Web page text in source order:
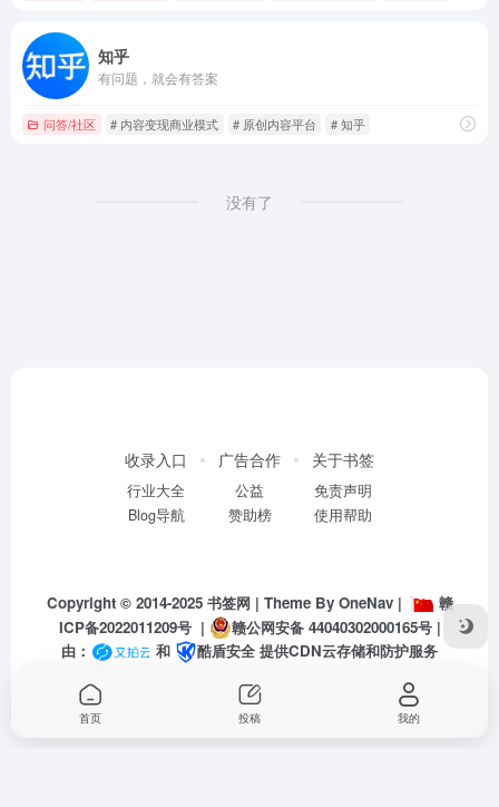
知乎
有问题，就会有答案
问答/社区 # 内容变现商业模式 # 原创内容平台 # 知乎
没有了
收录入口
行业大全
Blog导航
广告合作
公益
赞助榜
关于书签
免责声明
使用帮助
Copyright © 2014-2025 书签网 | Theme By OneNav|
赣
ICP备2022011209号| 赣公网安备 44040302000165号|
由：
和 酷盾安全 提供CDN云存储和防护服务
首页 投稿 我的